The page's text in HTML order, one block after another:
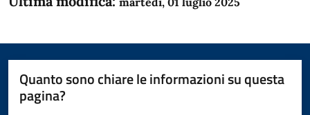
Quanto sono chiare le informazioni su questa
pagina?